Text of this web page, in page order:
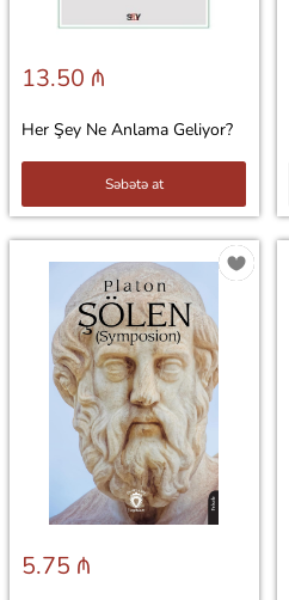
13.50 ₼
Her Şey Ne Anlama Geliyor?
Səbətə at
5.75 ₼